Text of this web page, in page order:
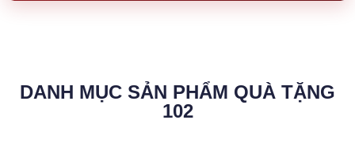
DANH MỤC SẢN PHẨM QUÀ TẶNG
102